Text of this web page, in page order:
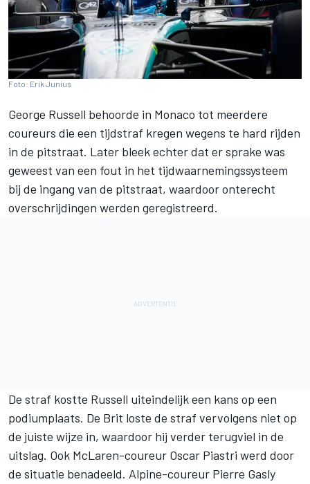
Foto: Erik Junius
George Russell behoorde in Monaco tot meerdere
coureurs die een tijdstraf kregen wegens te hard rijden
in de pitstraat. Later bleek echter dat er sprake was
geweest van een fout in het tijdwaarnemingssysteem
bij de ingang van de pitstraat, waardoor onterecht
overschrijdingen werden geregistreerd.
De straf kostte Russell uiteindelijk een kans op een
podiumplaats. De Brit loste de straf vervolgens niet op
de juiste wijze in, waardoor hij verder terugviel in de
uitslag. Ook McLaren-coureur Oscar Piastri werd door
de situatie benadeeld. Alpine-coureur Pierre Gasly